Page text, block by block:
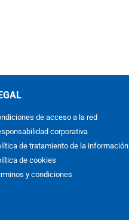
de acceso a la red
corporativa
de tratamiento de la información
de cookies
y condiciones